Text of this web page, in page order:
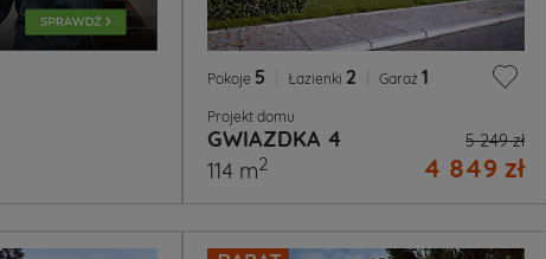
Pokoje 5 Łazienki 2 Garaż 1
Projekt domu
GWIAZDKA 4 5 249 zł
4 849 zł
114 m2